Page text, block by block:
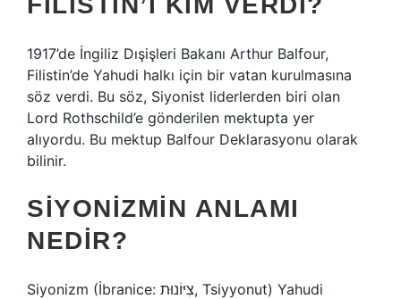
1917’de İngiliz Dışişleri Bakanı Arthur Balfour,
Filistin’de Yahudi halkı için bir vatan kurulmasına
söz verdi. Bu söz, Siyonist liderlerden biri olan
Lord Rothschild’e gönderilen mektupta yer
alıyordu. Bu mektup Balfour Deklarasyonu olarak
bilinir.
SIYONIZMIN ANLAMI
NEDIR?
Siyonizm (İbranice: צִיּוֹנוּת, Tsiyyonut) Yahudi